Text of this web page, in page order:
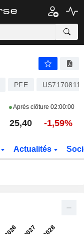
PFE
Après clôture 02:00:00
25,40 -1,59%
Actualités